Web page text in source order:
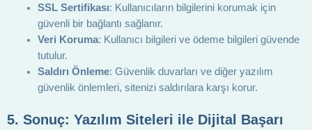
SSL Sertifikası: Kullanıcıların bilgilerini korumak için
güvenli bir bağlantı sağlanır.
Veri Koruma: Kullanıcı bilgileri ve ödeme bilgileri güvende
tutulur.
Saldırı Önleme: Güvenlik duvarları ve diğer yazılım
güvenlik önlemleri, sitenizi saldırılara karşı korur.
5. Sonuç: Yazılım Siteleri ile Dijital Başarı